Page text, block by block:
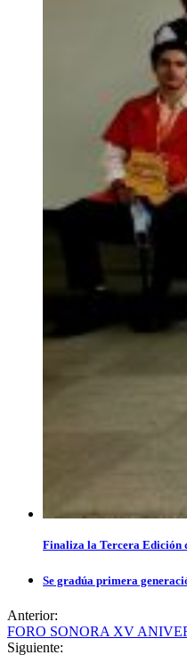
Finaliza la Tercera Edición
Se gradúa primera
Anterior:
FORO SONORA XV
Siguiente: